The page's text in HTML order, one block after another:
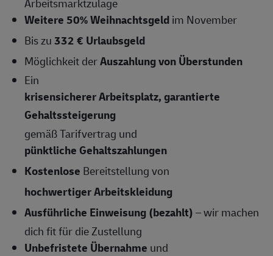
Weitere 50% Weihnachtsgeldim November
Bis zu332 € Urlaubsgeld
Möglichkeit derAuszahlung von Überstunden
Ein
krisensicherer Arbeitsplatz, garantierte
Gehaltssteigerung
gemäß Tarifvertrag und
pünktliche Gehaltszahlungen
Kostenlose Bereitstellung von
hochwertiger Arbeitskleidung
Ausführliche Einweisung (bezahlt)– wir machen
dich fit für die Zustellung
Unbefristete Übernahme und